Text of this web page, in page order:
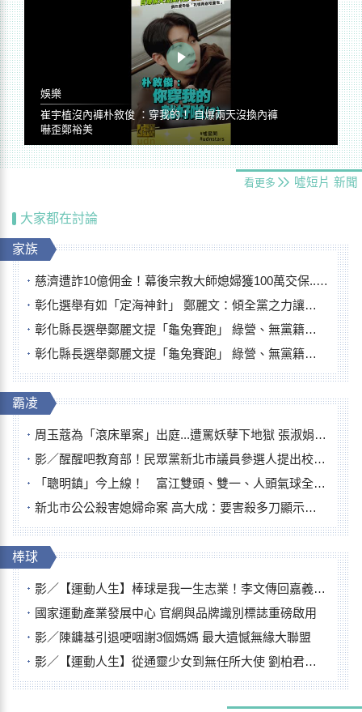
娛樂
崔宇植沒內褲朴敘俊 ：穿我的！ 自爆兩天沒換內褲
嚇歪鄭裕美
看更多 噓短片 新聞
大家都在討論
家族
慈濟遭詐10億佣金！幕後宗教大師媳婦獲100萬交保...快步奔離不發一語
彰化選舉有如「定海神針」 鄭麗文：傾全黨之力讓彰化贏
彰化縣長選舉鄭麗文提「龜兔賽跑」 綠營、無黨籍忙否認是烏龜
彰化縣長選舉鄭麗文提「龜兔賽跑」 綠營、無黨籍忙否認是烏龜
霸凌
周玉蔻為「滾床單案」出庭...遭罵妖孽下地獄 張淑娟批：舌頭殺人有罪
影／醒醒吧教育部！民眾黨新北市議員參選人提出校園反毒防線升級政見
「聰明鎮」今上線！ 富江雙頭、雙一、人頭氣球全登場
新北市公公殺害媳婦命案 高大成：要害殺多刀顯示怨恨深
棒球
影／【運動人生】棒球是我一生志業！李文傳回嘉義扎根點亮KANO精神
國家運動產業發展中心 官網與品牌識別標誌重磅啟用
影／陳鏞基引退哽咽謝3個媽媽 最大遺憾無緣大聯盟
影／【運動人生】從通靈少女到無任所大使 劉柏君女裁判人生國際發光